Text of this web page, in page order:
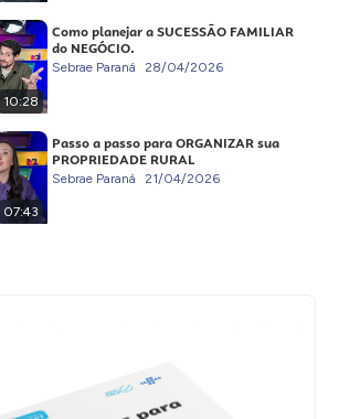
10:28
Como planejar a SUCESSÃO FAMILIAR
do NEGÓCIO.
Sebrae Paraná 28/04/2026
07:43
Passo a passo para ORGANIZAR sua
PROPRIEDADE RURAL
Sebrae Paraná 21/04/2026